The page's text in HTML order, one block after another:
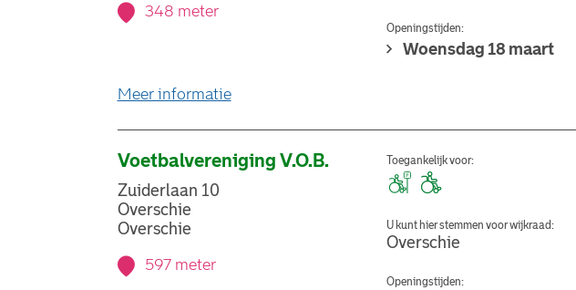
348 meter
Openingstijden:
Woensdag 18 maart
Meer informatieover stemlocatie Grote Kerk Overschie
Voetbalvereniging V.O.B.
Zuiderlaan 10
Overschie
Overschie
597 meter
Toegankelijk voor:
U kunt hier stemmen voor wijkraad:
Overschie
Openingstijden: